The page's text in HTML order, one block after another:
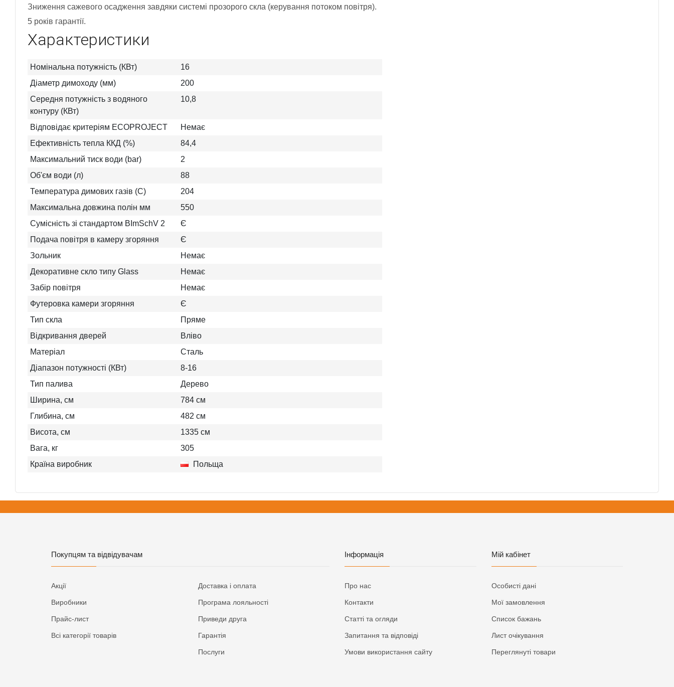
Зниження сажевого осадження завдяки системі прозорого скла (керування потоком повітря).
5 років гарантії.
Характеристики
Номінальна потужність (КВт)
16
Діаметр димоходу (мм)
200
Середня потужність з водяного
контуру (КВт)
10,8
Відповідає критеріям ECOPROJECT
Немає
Ефективність тепла ККД (%)
84,4
Максимальний тиск води (bar)
2
Об'єм води (л)
88
Температура димових газів (C)
204
Максимальна довжина полін мм
550
Сумісність зі стандартом BImSchV 2
Є
Подача повітря в камеру згоряння
Є
Зольник
Немає
Декоративне скло типу Glass
Немає
Забір повітря
Немає
Футеровка камери згоряння
Є
Тип скла
Пряме
Відкривання дверей
Вліво
Матеріал
Сталь
Діапазон потужності (КВт)
8-16
Тип палива
Дерево
Ширина, см
784 см
Глибина, см
482 см
Висота, см
1335 см
Вага, кг
305
Країна виробник
Польща
Покупцям та відвідувачам
Акції
Виробники
Прайс-лист
Всі категорії товарів
Доставка і оплата
Програма лояльності
Приведи друга
Гарантія
Послуги
Інформація
Про нас
Контакти
Статті та огляди
Запитання та відповіді
Умови використання сайту
Мій кабінет
Особисті дані
Мої замовлення
Список бажань
Лист очікування
Переглянуті товари